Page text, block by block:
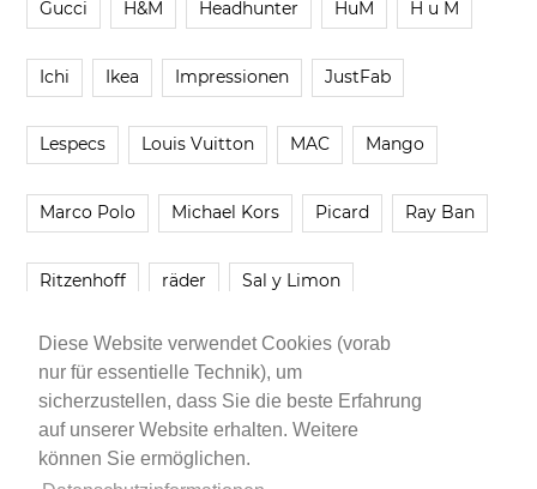
Diese Website verwendet Cookies (vorab
nur für essentielle Technik), um
sicherzustellen, dass Sie die beste Erfahrung
auf unserer Website erhalten. Weitere
können Sie ermöglichen.
Gucci H&M Headhunter HuM H u M
Ichi Ikea Impressionen JustFab
Lespecs Louis Vuitton MAC Mango
Marco Polo Michael Kors Picard Ray Ban
Ritzenhoff räder Sal y Limon
Smartbuyglasses smash! Steve Madden
Younique Zara